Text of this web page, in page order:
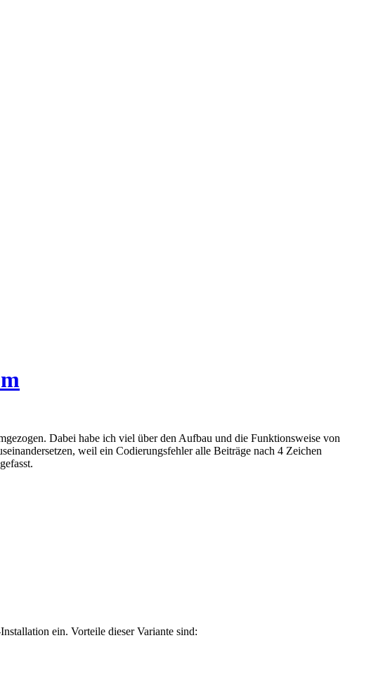
Dabei habe ich viel über den Aufbau und die Funktionsweise von
weil ein Codierungsfehler alle Beiträge nach 4 Zeichen
ein. Vorteile dieser Variante sind: